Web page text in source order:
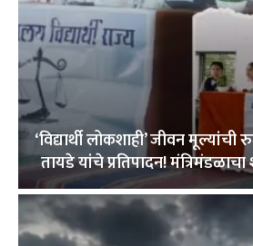
‘विद्यार्थी लोकशाही’ जीवन
तायडे यांचे प्रतिपादन!